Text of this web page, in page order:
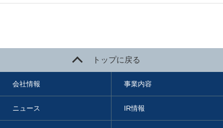
トップに戻る
会社情報 事業内容
ニュース IR情報